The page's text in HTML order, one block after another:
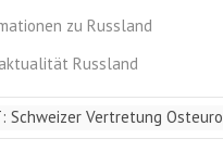
zu Russland
Russland
Schweizer Vertretung